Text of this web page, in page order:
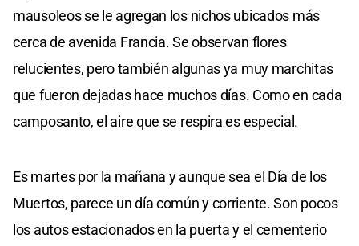
mausoleos se le agregan los nichos ubicados más
cerca de avenida Francia. Se observan flores
relucientes, pero también algunas ya muy marchitas
que fueron dejadas hace muchos días. Como en cada
camposanto, el aire que se respira es especial.
Es martes por la mañana y aunque sea el Día de los
Muertos, parece un día común y corriente. Son pocos
los autos estacionados en la puerta y el cementerio